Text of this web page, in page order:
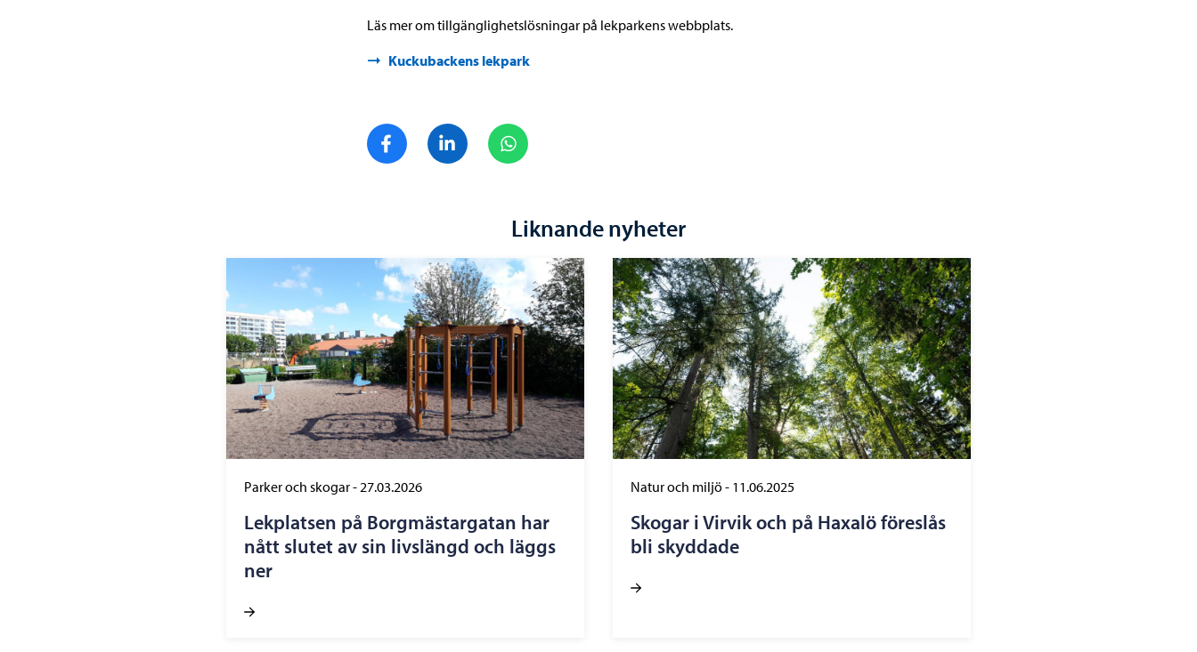
Läs mer om tillgänglighetslösningar på lekparkens webbplats.
Kuckubackens lekpark
Dela på FacebookDela på LinkedIn
Liknande nyheter
Parker och skogar-27.03.2026
Lekplatsen på Borgmästargatan har
nått slutet av sin livslängd och läggs
ner
Natur och miljö- 11.06.2025
Skogar i Virvik och på Haxalö föreslås
bli skyddade